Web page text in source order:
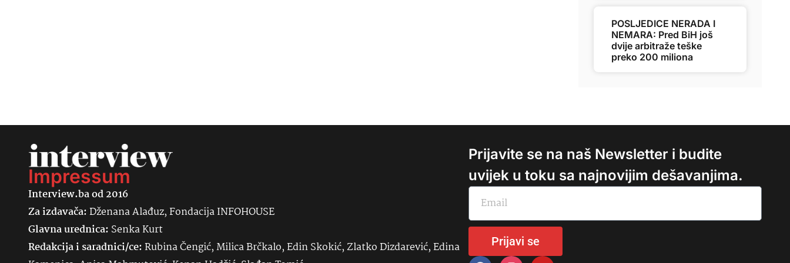
POSLJEDICE NERADA I
NEMARA: Pred BiH još
dvije arbitraže teške
preko 200 miliona
Impressum
Interview.ba od 2016
Za izdavača:Dženana Alađuz, Fondacija INFOHOUSE
Glavna urednica: SenkaKurt
Redakcija i saradnici/ce:Rubina Čengić, Milica Brčkalo, Edin Skokić, Zlatko Dizdarević, Edina
Prijavite se na naš Newsletter i budite
uvijek u toku sa najnovijim dešavanjima.
Prijavi se